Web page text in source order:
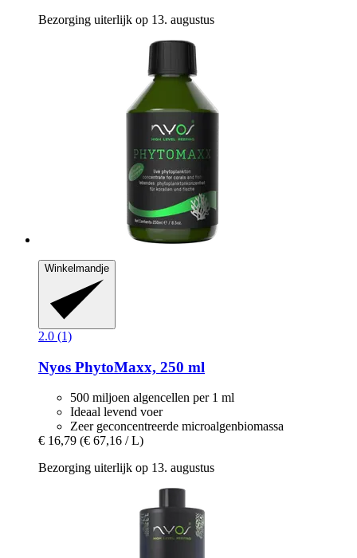
Bezorging uiterlijk op 13. augustus
Winkelmandje
2.0 (1)
Nyos PhytoMaxx, 250 ml
500 miljoen algencellen per 1 ml
Ideaal levend voer
Zeer geconcentreerde microalgenbiomassa
€ 16,79 (€ 67,16 / L)
Bezorging uiterlijk op 13. augustus